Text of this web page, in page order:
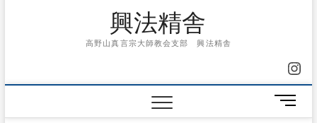
興法精舎
高野山真言宗大師教会支部 興法精舎
メ
ニ